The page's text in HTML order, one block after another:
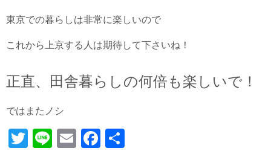
東京での暮らしは非常に楽しいので
これから上京する人は期待して下さいね！
正直、田舎暮らしの何倍も楽しいで！
ではまたノシ
T
Li
E
Fa